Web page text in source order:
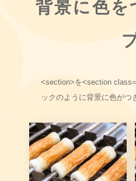
背景に色を
<section>を<section
ックのように背景に色がつ